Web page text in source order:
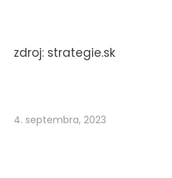
zdroj: strategie.sk
4. septembra, 2023